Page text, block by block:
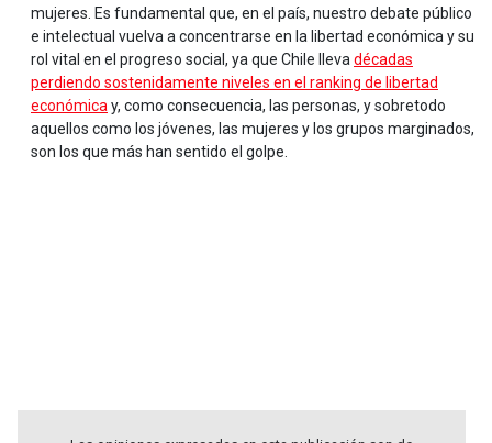
mujeres. Es fundamental que, en el país, nuestro debate público
e intelectual vuelva a concentrarse en la libertad económica y su
rol vital en el progreso social, ya que Chile lleva décadas
perdiendo sostenidamente niveles en el ranking de libertad
económica y, como consecuencia, las personas, y sobretodo
aquellos como los jóvenes, las mujeres y los grupos marginados,
son los que más han sentido el golpe.